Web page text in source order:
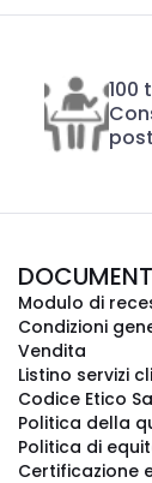
100
Modulo di
Condizioni
Vendita
Listino servizi
Codice Etico
Politica della
Politica di
Certificazione